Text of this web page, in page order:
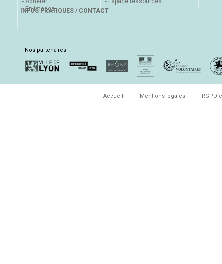
Adhérer
En images
Espace ressources
INFOS PRATIQUES / CONTACT
Nos partenaires
Accueil Mentions légales RGPD